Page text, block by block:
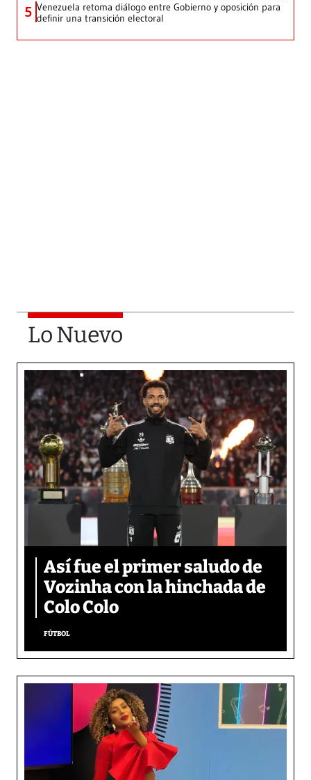
5 Venezuela retoma diálogo entre Gobierno y oposición para
definir una transición electoral
Lo Nuevo
Así fue el primer saludo de
Vozinha con la hinchada de
Colo Colo
FÚTBOL